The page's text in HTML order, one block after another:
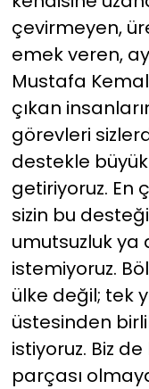
çevirmeyen,
emek veren, ay
Mustafa
çıkan
görevleri
destekle
getiriyoruz. En
sizin bu
umutsuzluk ya
istemiyoruz.
ülke değil; tek
üstesinden
istiyoruz. Biz
parçası